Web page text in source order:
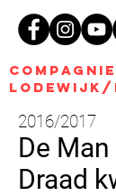
COMPagnie
Lodewijk/
2016/2017
De Man
Draad